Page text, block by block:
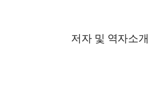
저자 및 역자소개